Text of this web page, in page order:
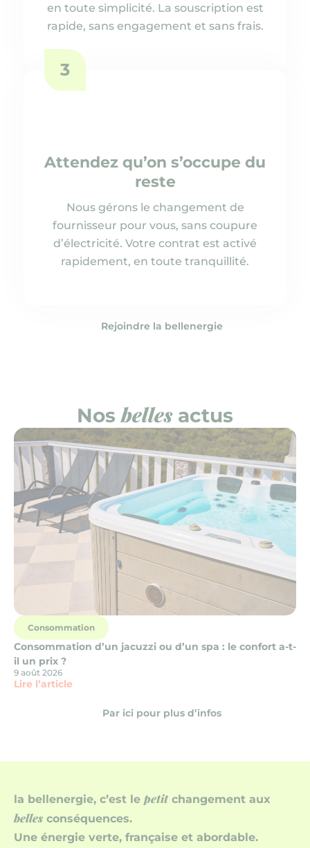
en toute simplicité. La souscription est
rapide, sans engagement et sans frais.
Attendez qu’on s’occupe du
reste
Nous gérons le changement de
fournisseur pour vous, sans coupure
d’électricité. Votre contrat est activé
rapidement, en toute tranquillité.
3
Rejoindre la bellenergie
Nosbellesactus
Consommation
Consommation d’un jacuzzi ou d’un spa : le confort a-t-
il un prix ?
9 août 2026
Lire l’article
Par ici pour plus d’infos
la bellenergie, c’est le petit changement aux
belles conséquences.
Une énergie verte, française et abordable.